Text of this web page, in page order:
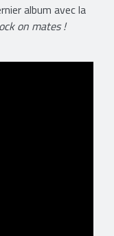
album avec la
on mates !